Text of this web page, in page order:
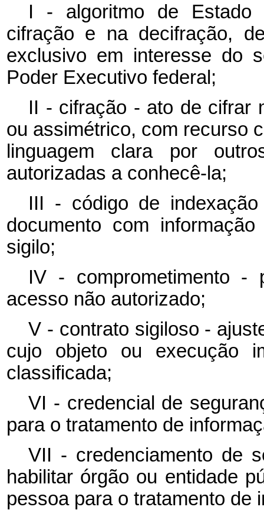
I - algoritmo de Estado
cifração e na decifração,
exclusivo em interesse do
Poder Executivo federal;
II - cifração - ato de cifrar
ou assimétrico, com recurso
linguagem clara por
autorizadas a conhecê-la;
III - código de
documento com
sigilo;
IV - comprometimento -
acesso não autorizado;
V - contrato sigiloso -
cujo objeto ou execução
classificada;
VI - credencial de
para o tratamento de
VII - credenciamento de
habilitar órgão ou entidade
pessoa para o tratamento de